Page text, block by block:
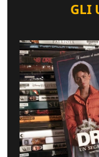
GLI